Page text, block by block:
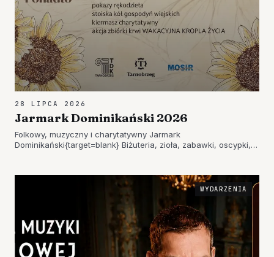
28 LIPCA 2026
Jarmark Dominikański 2026
Folkowy, muzyczny i charytatywny Jarmark
Dominikański{target=blank} Biżuteria, zioła, zabawki, oscypki,
WYDARZENIA